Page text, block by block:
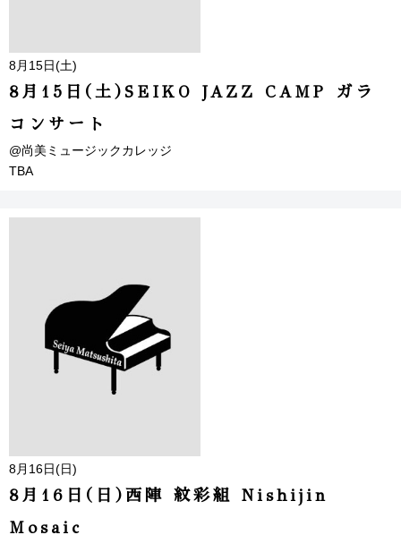
8月15日(土)
8月15日(土)SEIKO JAZZ CAMP ガラ
コンサート
@尚美ミュージックカレッジ
TBA
8月16日(日)
8月16日(日)西陣 紋彩組 Nishijin
Mosaic